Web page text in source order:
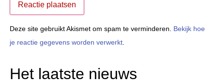
Deze site gebruikt Akismet om spam te verminderen. Bekijk hoe
je reactie gegevens worden verwerkt
Het laatste nieuws